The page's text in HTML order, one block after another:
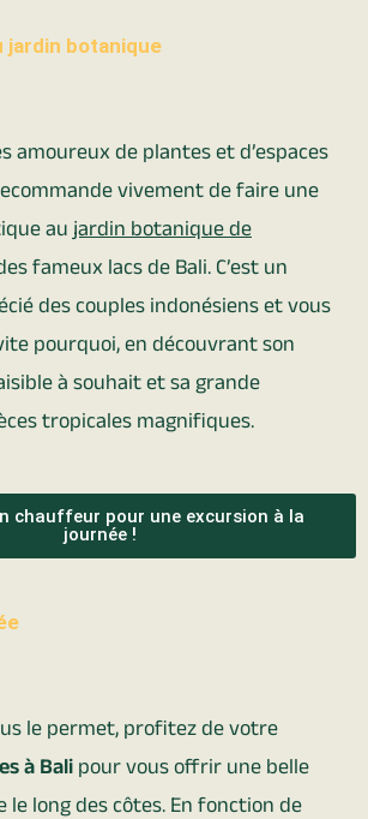
jardin botanique
amoureux de plantes et d’espaces
vivement de faire une
aujardin botanique de
fameux lacs de Bali. C’est un
des couples indonésiens et vous
pourquoi, en découvrant son
à souhait et sa grande
tropicales magnifiques.
chauffeur pour une excursion à la
journée !
le permet, profitez de votre
à Balipour vous offrir une belle
long des côtes. En fonction de